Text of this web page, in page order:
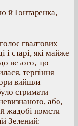
й Гонтаренка,
гвалтових
і старі, які майже
всього, що
терпіння
вийшла
стримати
або,
жадобі помсти
Зелений: